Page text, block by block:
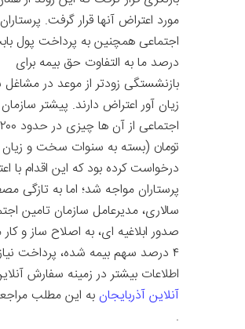
مورد اعتراض آنها قرار گرفت.
درصد ما به التفاوت حق بیمه برای
بازنشستگی زودتر از موعد در
زیان آور اعتراض دارند. پیشتر
تومان (بسته به سنوات سخت و
درخواست کرده بود که این اقدام با
پرستاران مواجه شد؛ اما به تازگی
سالاری، مدیرعامل سازمان تامین
صدور ابلاغیه ای، به اصلاح ساز و
۴ درصد سهم بیمه شده، پرداخت
اطلاعات بیشتر در زمینه سفارش
آنلاین آذربایجان به این مطلب
.